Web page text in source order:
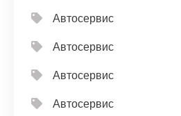
Автосервис
Автосервис
Автосервис
Автосервис